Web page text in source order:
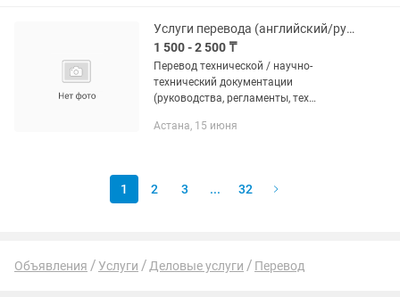
Услуги перевода (английский/русский)
1 500 - 2 500 ₸
Перевод технической / научно-
технический документации
(руководства, регламенты, тех
перевод.
Астана, 15 июня
1 2 3 ... 32
Объявления Услуги Деловые услуги Перевод